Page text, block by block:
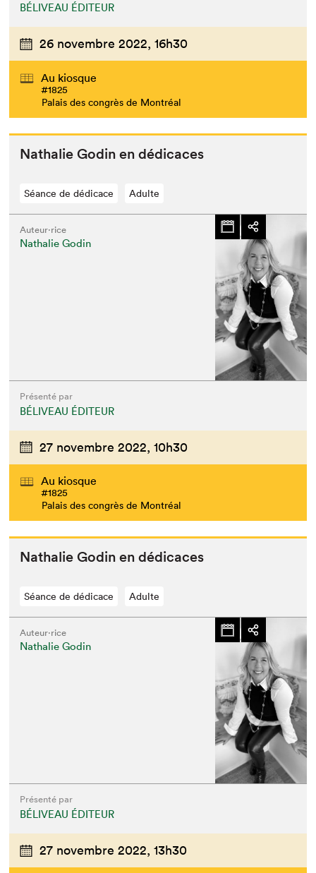
BÉLIVEAU ÉDITEUR
26 novembre 2022, 16h30
Au kiosque
#1825
Palais des congrès de Montréal
Nathalie Godin en dédicaces
Séance de dédicace Adulte
Auteur·rice
Nathalie Godin
Présenté par
BÉLIVEAU ÉDITEUR
27 novembre 2022, 10h30
Au kiosque
#1825
Palais des congrès de Montréal
Nathalie Godin en dédicaces
Séance de dédicace Adulte
Auteur·rice
Nathalie Godin
Présenté par
BÉLIVEAU ÉDITEUR
27 novembre 2022, 13h30